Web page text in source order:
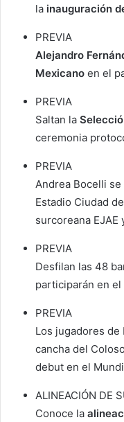
la inauguración
PREVIA
Alejandro
Mexicano en el
PREVIA
Saltan la
ceremonia
PREVIA
Andrea Bocelli
Estadio Ciudad
surcoreana EJAE
PREVIA
Desfilan las 48
participarán en
PREVIA
Los jugadores de
cancha del
debut en el
ALINEACIÓN DE
Conoce la